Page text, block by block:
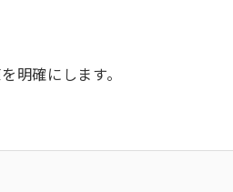
明確にします。